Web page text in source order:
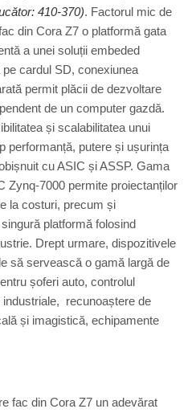
410-370). Factorul mic de
din Cora Z7 o platformă gata
a unei soluții embeded
cardul SD, conexiunea
permit plăcii de dezvoltare
de un computer gazdă.
și scalabilitatea unui
performanță, putere și ușurința
cu ASIC și ASSP. Gama
Zynq-7000 permite proiectanților
la costuri, precum și
platformă folosind
Drept urmare, dispozitivele
să servească o gamă largă de
șoferi auto, controlul
industriale, recunoaștere de
și imagistică, echipamente
fac din Cora Z7 un adevărat